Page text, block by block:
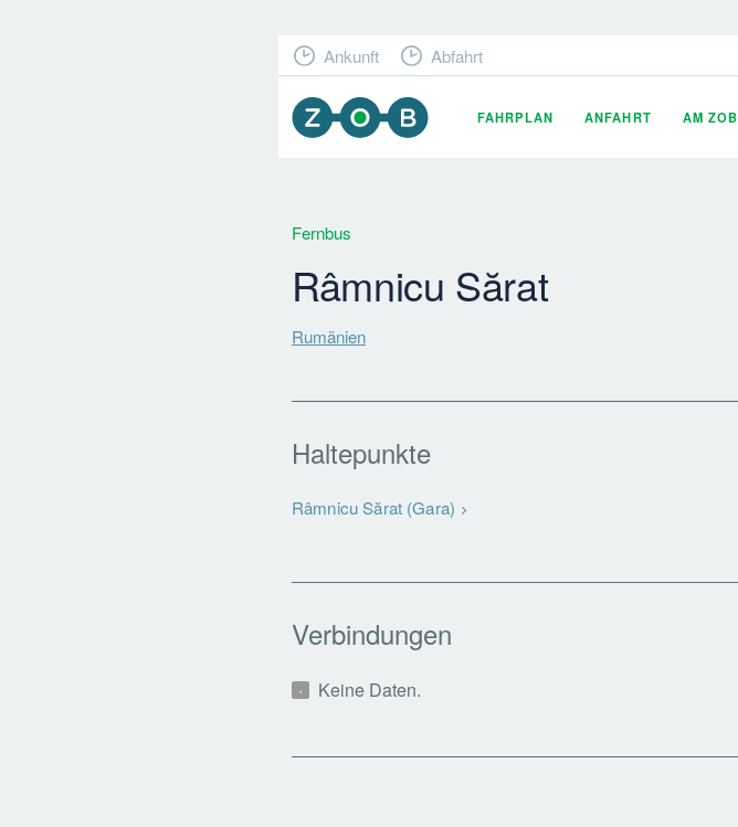
FAHRPLAN ANFAHRT AM ZOB
Ankunft Abfahrt
Fernbus
Râmnicu Sărat
Rumänien
Haltepunkte
Râmnicu Sărat (Gara)
Verbindungen
Keine Daten.